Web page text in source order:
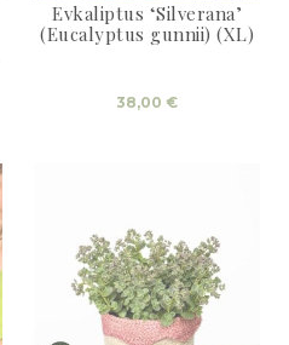
Evkaliptus ‘Silverana’
(Eucalyptus gunnii) (XL)
38,00 €